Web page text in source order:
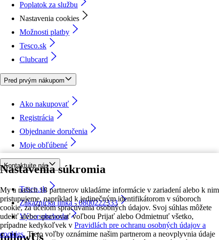
Nastavenia súkromia
My a našich 18 partnerov ukladáme informácie v zariadení alebo k nim
pristupujeme, napríklad k jedinečným identifikátorom v súboroch
cookie, za účelom spracúvania osobných údajov. Svoj súhlas môžete
udeliť alebo spravovať voľbou Prijať alebo Odmietnuť všetko,
prípadne kedykoľvek v Pravidlách pre ochranu osobných údajov a
cookies. Tieto voľby oznámime našim partnerom a neovplyvnia údaje
Poplatok za službu
Nastavenia cookies
Možnosti platby
Tesco.sk
Clubcard
Pred prvým nákupom
Ako nakupovať
Registrácia
Objednanie doručenia
Moje obľúbené
Kontaktujte nás
Tesco.sk
Zákaznícka linka - 0800222333
Výber obchodu
followUs